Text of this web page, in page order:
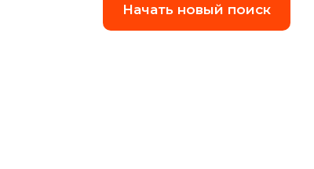
Начать новый поиск